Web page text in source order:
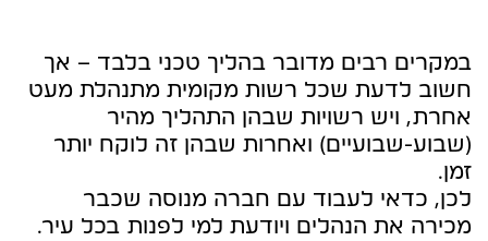
במקרים רבים מדובר בהליך טכני בלבד – אך
חשוב לדעת שכל רשות מקומית מתנהלת מעט
אחרת, ויש רשויות שבהן התהליך מהיר
(שבוע-שבועיים) ואחרות שבהן זה לוקח יותר
זמן.
לכן, כדאי לעבוד עם חברה מנוסה שכבר
מכירה את הנהלים ויודעת למי לפנות בכל עיר.